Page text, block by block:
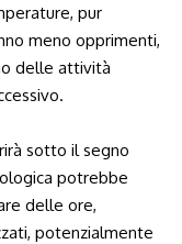
pur
meno opprimenti,
delle attività
sotto il segno
potrebbe
delle ore,
potenzialmente